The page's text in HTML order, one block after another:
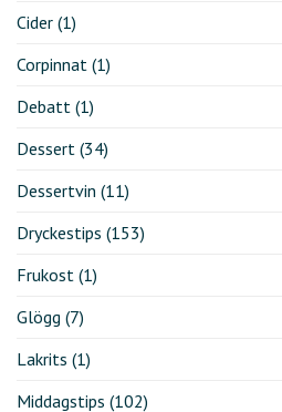
Cider (1)
Corpinnat (1)
Debatt (1)
Dessert (34)
Dessertvin (11)
Dryckestips (153)
Frukost (1)
Glögg (7)
Lakrits (1)
Middagstips (102)